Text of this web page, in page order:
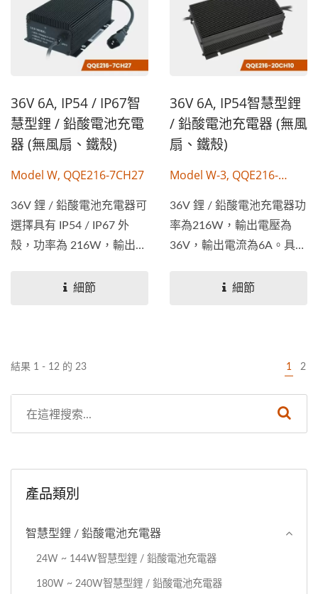
36V 6A, IP54 / IP67智
慧型鋰 / 鉛酸電池充電
器 (無風扇、鐵殼)
Model W, QQE216-7CH27
36V 鋰 / 鉛酸電池充電器可
選擇具有 IP54 / IP67 外
殼，功率為 216W，輸出電
細節
36V 6A, IP54智慧型鋰
/ 鉛酸電池充電器 (無風
扇、鐵殼)
Model W-3, QQE216-
36V 鋰 / 鉛酸電池充電器功
率為216W，輸出電壓為
36V，輸出電流為6A。具
細節
結果 1 - 12 的 23 1 2
產品類別
智慧型鋰 / 鉛酸電池充電器
24W ~ 144W智慧型鋰 / 鉛酸電池充電器
180W ~ 240W智慧型鋰 / 鉛酸電池充電器